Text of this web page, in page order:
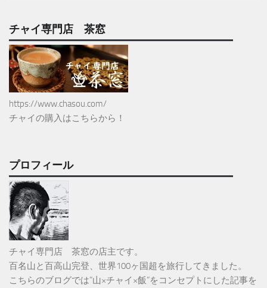
チャイ専門店 茶窓
https://www.chasou.com/
チャイの購入はこちらから！
プロフィール
チャイ専門店 茶窓の店主です。
百名山と百高山完登、世界100ヶ国超を旅行してきました。
こちらのブログでは”山×チャイ×飯”をコンセプトにした記事を